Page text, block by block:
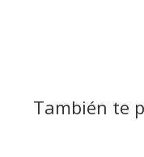
También te